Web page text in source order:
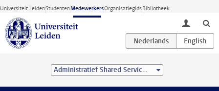
Ga direct naar de inhoud
Universiteit LeidenStudentenMedewerkersOrganisatiegidsBibliotheek
toggle
Administratief Shared Service Centre